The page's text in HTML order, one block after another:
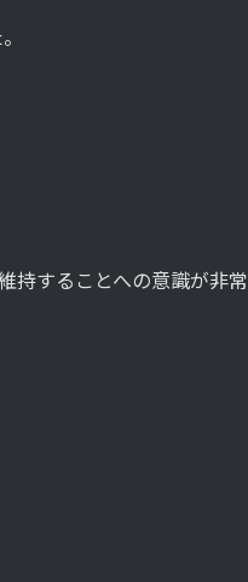
持することへの意識が非常